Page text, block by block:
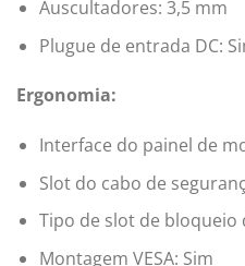
Auscultadores: 3,5 mm
Plugue de entrada DC:
Ergonomia:
Interface do painel de
Slot do cabo de
Tipo de slot de bloqueio
Montagem VESA: Sim